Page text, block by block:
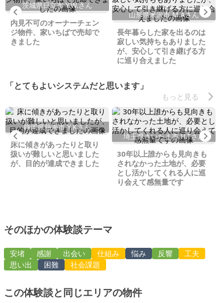
Previous
茨城県日立市 Y.W.さん
内見不可のオーナーチェン
ジ物件、家いちばで売却で
きました
山形県米沢市 M.Aさん
長年暮らした家を出るのは
寂しい気持ちもありました
が、安心して引き継げる方
に巡り合えました
「とてもよいシステムだと思います」
もっと見る
Previous
静岡県熱海市 Y.Kさん
床に傾きがあったりと取り
扱いが難しいと思いました
が、目的が達成できました
埼玉県さいたま市 H.Tさん
30年以上誰からも見向きも
されなかった土地が、必要
とし活かしてくれる人に巡
り会えて感無量です
そのほかの体験談テーマ
安堵 感謝 出会い 仕組み 悩み 反響
工夫
思い出
困難 社会課題
この体験談と同じエリアの物件